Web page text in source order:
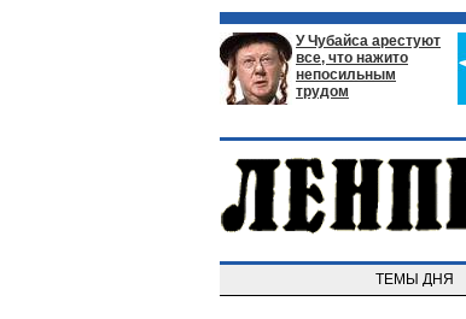
У Чубайса арестуют
все, что нажито
непосильным
трудом
ТЕМЫ ДНЯ